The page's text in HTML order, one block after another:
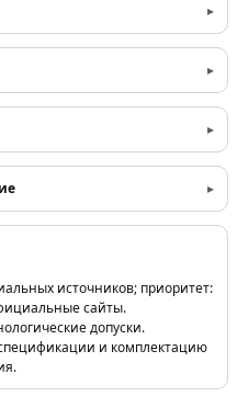
источников; приоритет:
сайты.
допуски.
и комплектацию